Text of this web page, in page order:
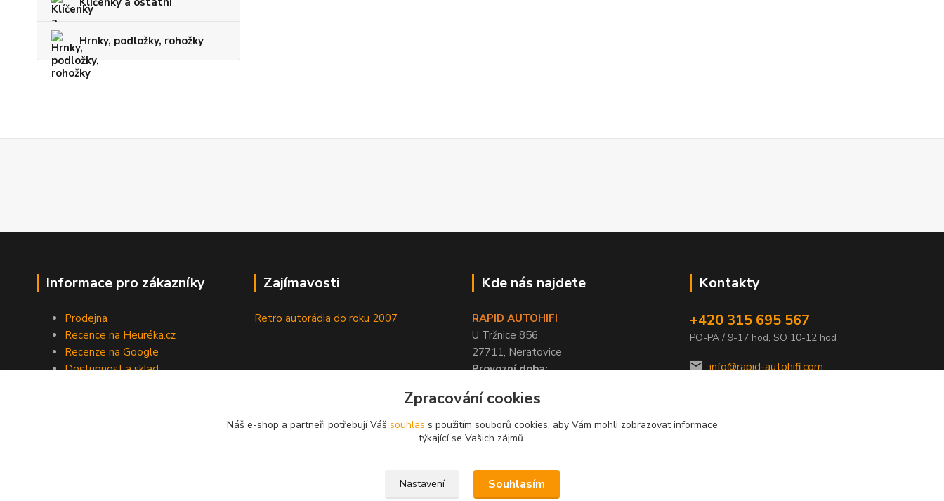
Hrnky, podložky, rohožky
Informace pro zákazníky
Prodejna
Recence na Heuréka.cz
Recenze na Google
Dostupnost a sklad
Zajímavosti
Retro autorádia do roku 2007
Kde nás najdete
RAPID AUTOHIFI
U Tržnice 856
27711, Neratovice
Provozní doba:
Kontakty
+420 315 695 567
PO-PÁ / 9-17 hod, SO 10-12 hod
info@rapid-autohifi.com
Zpracování cookies
Náš e-shop a partneři potřebují Váš souhlas s použitím souborů cookies, aby Vám mohli zobrazovat informace
týkající se Vašich zájmů.
Nastavení Souhlasím